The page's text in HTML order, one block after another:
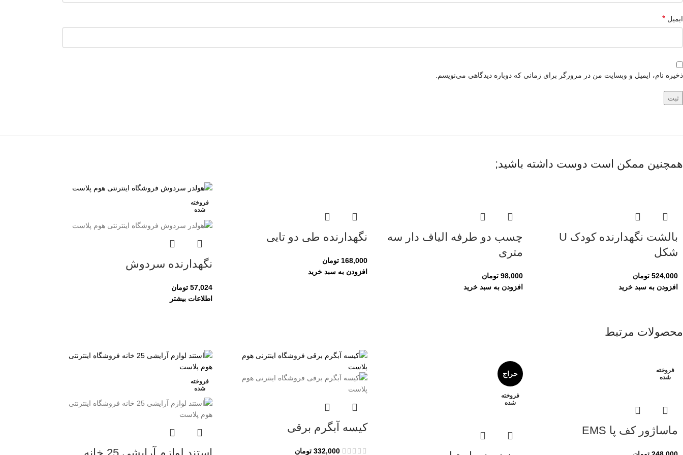
ایمیل *
ذخیره نام، ایمیل و وبسایت من در مرورگر برای زمانی که دوباره دیدگاهی می‌نویسم.
همچنین ممکن است دوست داشته باشید;
بالشت نگهدارنده کودک U
شکل
524,000 تومان
افزودن به سبد خرید
چسب دو طرفه الیاف دار سه
متری
98,000 تومان
افزودن به سبد خرید
نگهدارنده طی دو تایی
168,000 تومان
افزودن به سبد خرید
فروخته
شده
نگهدارنده سردوش
57,024 تومان
اطلاعات بیشتر
محصولات مرتبط
فروخته
شده
ماساژور کف پا EMS
حراج
فروخته
شده
کیسه آبگرم برقی
332,000 تومان
فروخته
شده